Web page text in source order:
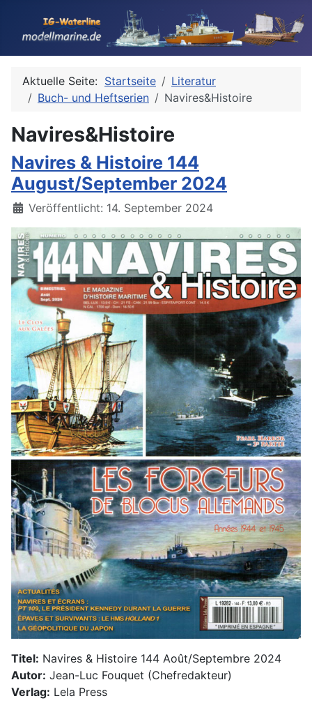
Aktuelle Seite: Startseite
Literatur
Buch- und Heftserien
Navires&Histoire
Navires&Histoire
Navires & Histoire 144
August/September 2024
Details
Veröffentlicht: 14. September 2024
Titel: Navires & Histoire 144 Août/Septembre 2024
Autor: Jean-Luc Fouquet (Chefredakteur)
Verlag: Lela Press